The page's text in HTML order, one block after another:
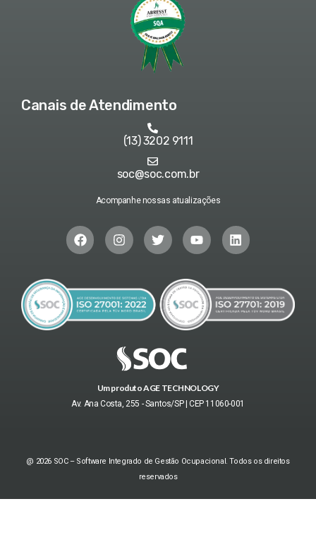
Canais de Atendimento
(13) 3202 9111
soc@soc.com.br
Acompanhe nossas atualizações
Um produto AGE TECHNOLOGY
Av. Ana Costa, 255 - Santos/SP | CEP 11060-001
@ 2026 SOC – Software Integrado de Gestão Ocupacional. Todos os direitos
reservados